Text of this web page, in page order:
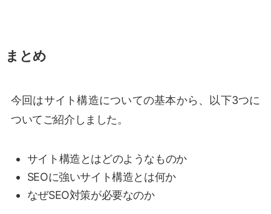
まとめ
今回はサイト構造についての基本から、以下3つに
ついてご紹介しました。
サイト構造とはどのようなものか
SEOに強いサイト構造とは何か
なぜSEO対策が必要なのか